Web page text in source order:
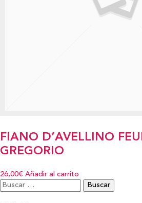
FIANO D’AVELLINO
GREGORIO
26,00€ Añadir al carrito
Buscar: